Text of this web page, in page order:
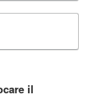
il